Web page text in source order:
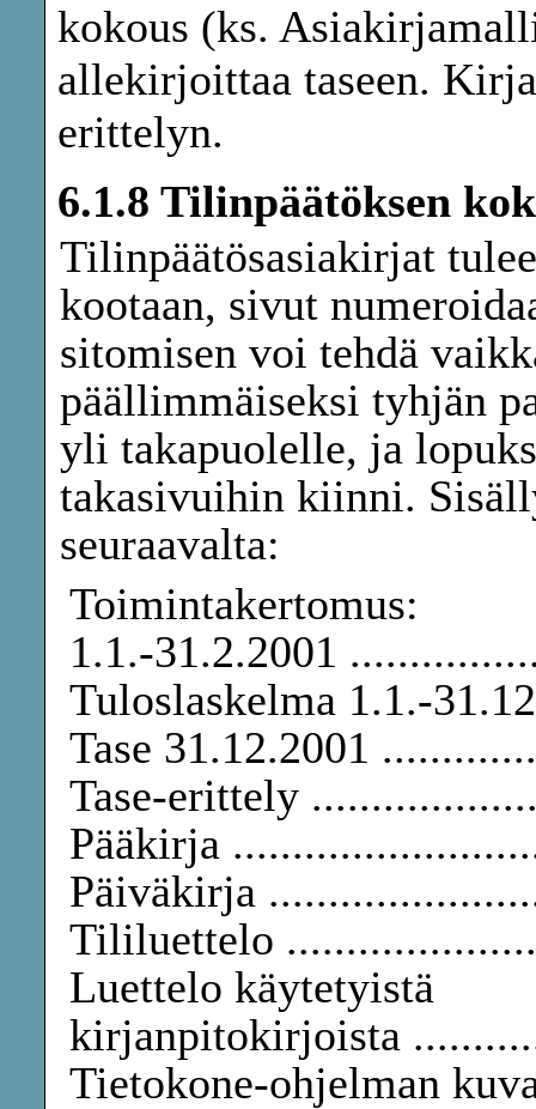
kokous (ks.
allekirjoittaa taseen.
erittelyn.
6.1.8 Tilinpäätöksen
Tilinpäätösasiakirjat
kootaan, sivut
sitomisen voi tehdä
päällimmäiseksi tyhjän
yli takapuolelle, ja
takasivuihin kiinni.
seuraavalta:
Toimintakertomus:
1.1.-31.2.2001
Tuloslaskelma 1.1.-
Tase 31.12.2001
Tase-erittely
Pääkirja
Päiväkirja
Tililuettelo
Luettelo käytetyistä
kirjanpitokirjoista
Tietokone-ohjelman